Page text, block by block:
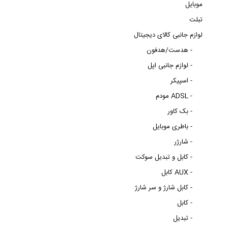
موبایل
تبلت
لوازم جانبی کالای دیجیتال
هدست/هدفون -
لوازم جانبی اپل -
اسپیکر -
مودم ADSL -
بک کاور -
باطری موبایل -
شارژر -
کابل و تبدیل سوکت -
کابل AUX -
کابل شارژ و سر شارژ -
کابل -
تبدیل -